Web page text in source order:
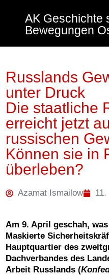
AK Geschichte
Bewegungen
Russlands
unter Druck
Die staatliche
erreicht jetzt
russischen
Können sie in
überleben?
Azamat Ismailow 11.
Am 9. April geschah,
Maskierte
Hauptquartier des
Dachverbandes des
Arbeit Russlands (